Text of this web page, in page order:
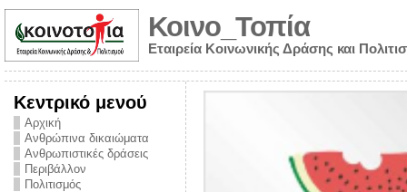
Κοινο_Τοπία
Εταιρεία Κοινωνικής Δράσης και
Κεντρικό μενού
Αρχική
Ανθρώπινα δικαιώματα
Ανθρωπιστικές δράσεις
Περιβάλλον
Πολιτισμός